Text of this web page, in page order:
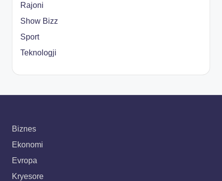
Rajoni
Show Bizz
Sport
Teknologji
Biznes
Ekonomi
Evropa
Kryesore